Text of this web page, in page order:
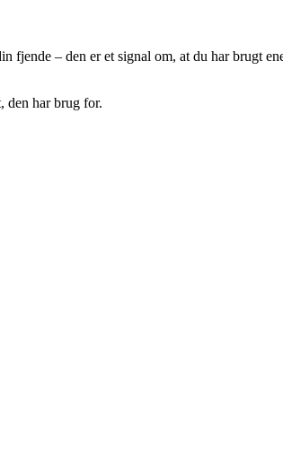
fjende – den er et signal om, at du har brugt
den har brug for.